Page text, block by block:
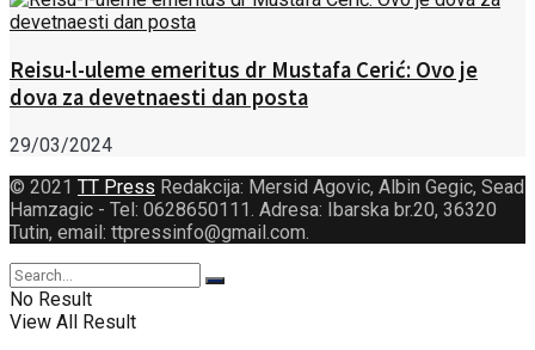
Reisu-l-uleme emeritus dr Mustafa Cerić: Ovo je
dova za devetnaesti dan posta
29/03/2024
© 2021 TT Press Redakcija: Mersid Agovic, Albin Gegic, Sead
Hamzagic - Tel: 0628650111. Adresa: Ibarska br.20, 36320
Tutin, email: ttpressinfo@gmail.com.
No Result
View All Result